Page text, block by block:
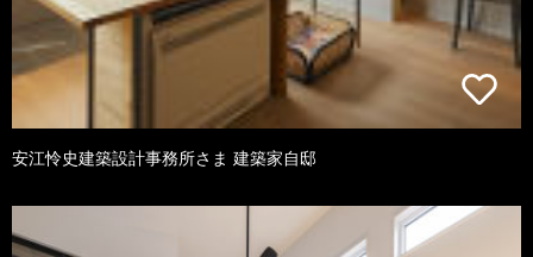
安江怜史建築設計事務所さま 建築家自邸